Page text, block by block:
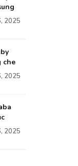
2025
che
2025
2025